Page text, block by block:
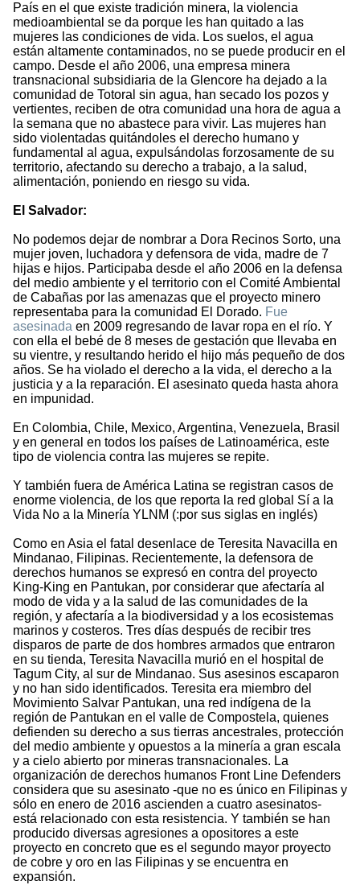
País en el que existe tradición minera, la violencia
medioambiental se da porque les han quitado a las
mujeres las condiciones de vida. Los suelos, el agua
están altamente contaminados, no se puede producir en el
campo. Desde el año 2006, una empresa minera
transnacional subsidiaria de la Glencore ha dejado a la
comunidad de Totoral sin agua, han secado los pozos y
vertientes, reciben de otra comunidad una hora de agua a
la semana que no abastece para vivir. Las mujeres han
sido violentadas quitándoles el derecho humano y
fundamental al agua, expulsándolas forzosamente de su
territorio, afectando su derecho a trabajo, a la salud,
alimentación, poniendo en riesgo su vida.
El Salvador:
No podemos dejar de nombrar a Dora Recinos Sorto, una
mujer joven, luchadora y defensora de vida, madre de 7
hijas e hijos. Participaba desde el año 2006 en la defensa
del medio ambiente y el territorio con el Comité Ambiental
de Cabañas por las amenazas que el proyecto minero
representaba para la comunidad El Dorado. Fue
asesinada en 2009 regresando de lavar ropa en el río. Y
con ella el bebé de 8 meses de gestación que llevaba en
su vientre, y resultando herido el hijo más pequeño de dos
años. Se ha violado el derecho a la vida, el derecho a la
justicia y a la reparación. El asesinato queda hasta ahora
en impunidad.
En Colombia, Chile, Mexico, Argentina, Venezuela, Brasil
y en general en todos los países de Latinoamérica, este
tipo de violencia contra las mujeres se repite.
Y también fuera de América Latina se registran casos de
enorme violencia, de los que reporta la red global Sí a la
Vida No a la Minería YLNM (:por sus siglas en inglés)
Como en Asia el fatal desenlace de Teresita Navacilla en
Mindanao, Filipinas. Recientemente, la defensora de
derechos humanos se expresó en contra del proyecto
King-King en Pantukan, por considerar que afectaría al
modo de vida y a la salud de las comunidades de la
región, y afectaría a la biodiversidad y a los ecosistemas
marinos y costeros. Tres días después de recibir tres
disparos de parte de dos hombres armados que entraron
en su tienda, Teresita Navacilla murió en el hospital de
Tagum City, al sur de Mindanao. Sus asesinos escaparon
y no han sido identificados. Teresita era miembro del
Movimiento Salvar Pantukan, una red indígena de la
región de Pantukan en el valle de Compostela, quienes
defienden su derecho a sus tierras ancestrales, protección
del medio ambiente y opuestos a la minería a gran escala
y a cielo abierto por mineras transnacionales. La
organización de derechos humanos Front Line Defenders
considera que su asesinato -que no es único en Filipinas y
sólo en enero de 2016 ascienden a cuatro asesinatos-
está relacionado con esta resistencia. Y también se han
producido diversas agresiones a opositores a este
proyecto en concreto que es el segundo mayor proyecto
de cobre y oro en las Filipinas y se encuentra en
expansión.